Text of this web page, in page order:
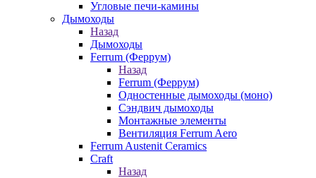
Угловые печи-камины
Дымоходы
Назад
Дымоходы
Ferrum (Феррум)
Назад
Ferrum (Феррум)
Одностенные дымоходы (моно)
Сэндвич дымоходы
Монтажные элементы
Вентиляция Ferrum Aero
Ferrum Austenit Ceramics
Craft
Назад